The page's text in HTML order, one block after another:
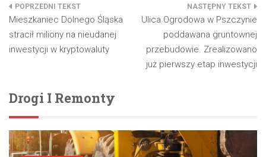
Nawigacja
wpisu
Mieszkaniec Dolnego Śląska
stracił miliony na nieudanej
inwestycji w kryptowaluty
Ulica Ogrodowa w Pszczynie
poddawana gruntownej
przebudowie. Zrealizowano
już pierwszy etap inwestycji
Drogi I Remonty